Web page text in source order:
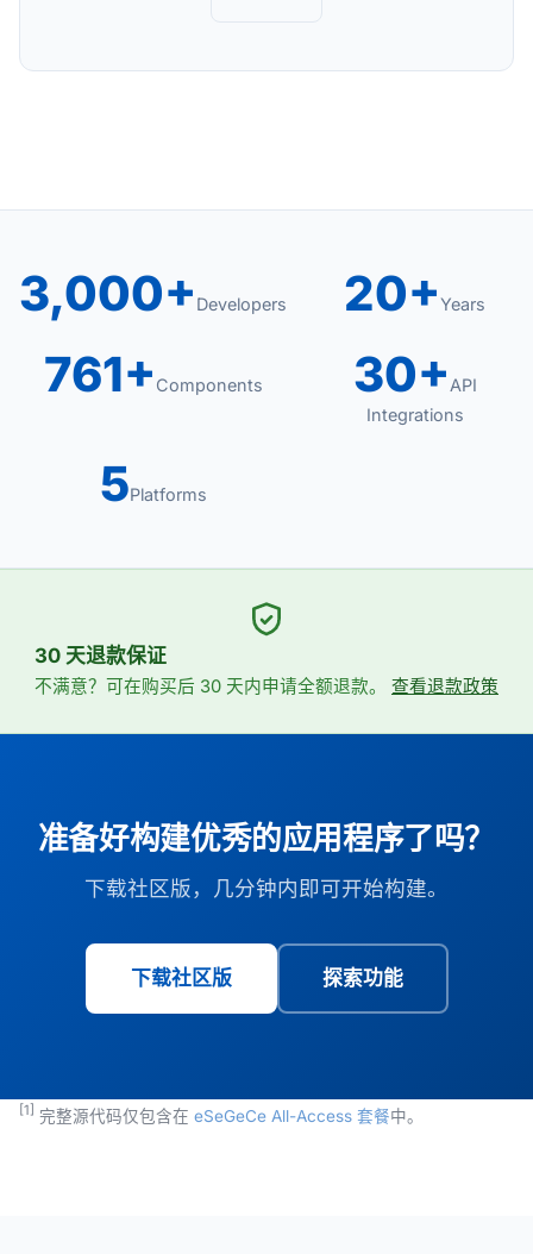
3,000+ Developers 20+Years
761+ Components 30+ API
Integrations
5Platforms
30 天退款保证
不满意？可在购买后 30 天内申请全额退款。 查看退款政策
准备好构建优秀的应用程序了吗？
下载社区版，几分钟内即可开始构建。
下载社区版 探索功能
[1] 完整源代码仅包含在 eSeGeCe All-Access 套餐中。